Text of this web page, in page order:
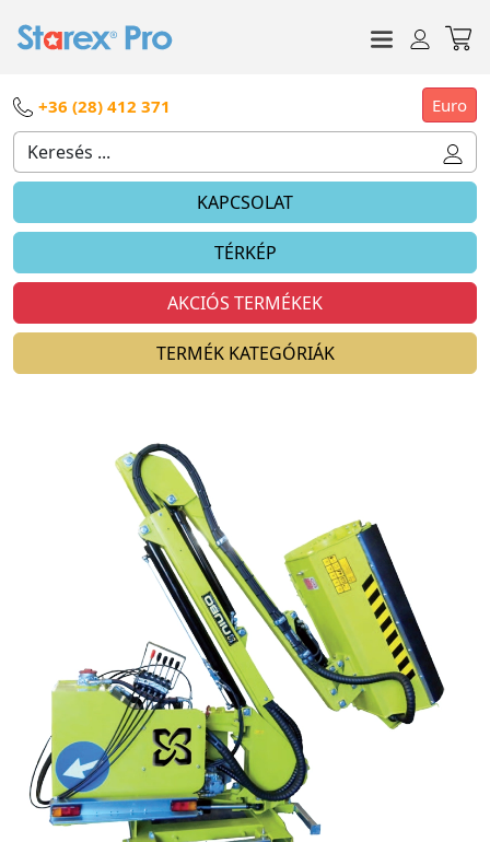
+36 (28) 412 371 Euro
KAPCSOLAT
TÉRKÉP
AKCIÓS TERMÉKEK
TERMÉK KATEGÓRIÁK